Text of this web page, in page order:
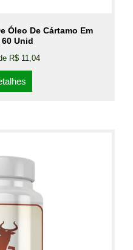
Óleo De Cártamo Em
Unid
R$ 11,04